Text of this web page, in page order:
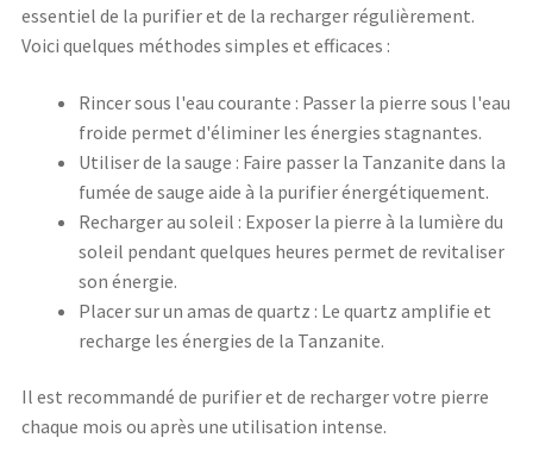
essentiel de la purifier et de la recharger régulièrement.
Voici quelques méthodes simples et efficaces :
Rincer sous l'eau courante : Passer la pierre sous l'eau
froide permet d'éliminer les énergies stagnantes.
Utiliser de la sauge : Faire passer la Tanzanite dans la
fumée de sauge aide à la purifier énergétiquement.
Recharger au soleil : Exposer la pierre à la lumière du
soleil pendant quelques heures permet de revitaliser
son énergie.
Placer sur un amas de quartz : Le quartz amplifie et
recharge les énergies de la Tanzanite.
Il est recommandé de purifier et de recharger votre pierre
chaque mois ou après une utilisation intense.